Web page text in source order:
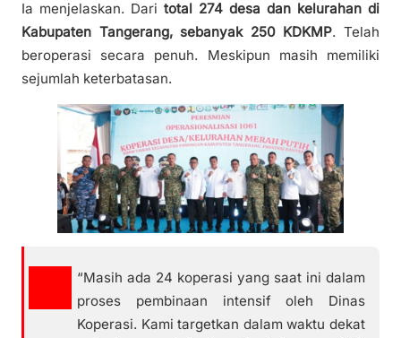
Ia menjelaskan. Dari total 274 desa dan kelurahan di
Kabupaten Tangerang, sebanyak 250 KDKMP. Telah
beroperasi secara penuh. Meskipun masih memiliki
sejumlah keterbatasan.
“Masih ada 24 koperasi yang saat ini dalam
proses pembinaan intensif oleh Dinas
Koperasi. Kami targetkan dalam waktu dekat